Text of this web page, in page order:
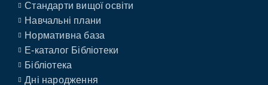
Стандарти вищої освіти
Навчальні плани
Нормативна база
E-каталог Бібліотеки
Бібліотека
Дні народження